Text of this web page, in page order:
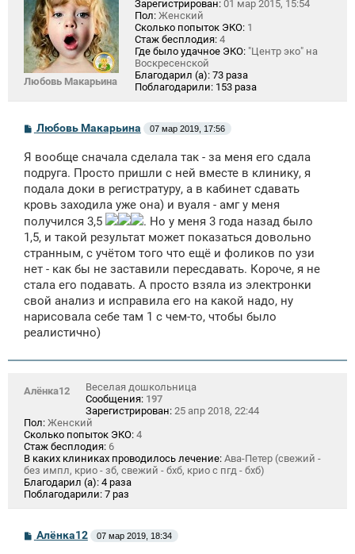
Любовь Макарьина
Зарегистрирован: 01 мар 2015, 15:54
Пол: Женский
Сколько попыток ЭКО: 1
Стаж бесплодия: 4
Где было удачное ЭКО: "Центр эко" на
Воскресенской
Благодарил (а): 73 раза
Поблагодарили: 153 раза
С
б
щ
е
н
и
Любовь Макарьина 07 мар 2019, 17:56
Я вообще сначала сделала так - за меня его сдала
подруга. Просто пришли с ней вместе в клинику, я
подала доки в регистратуру, а в кабинет сдавать
кровь заходила уже она) и вуаля - амг у меня
получился 3,5
. Но у меня 3 года назад было
1,5, и такой результат может показаться довольно
странным, с учётом того что ещё и фоликов по узи
нет - как бы не заставили пересдавать. Короче, я не
стала его подавать. А просто взяла из электронки
свой анализ и исправила его на какой надо, ну
нарисовала себе там 1 с чем-то, чтобы было
реалистично)
Алёнка12
Веселая дошкольница
Сообщения: 197
Зарегистрирован: 25 апр 2018, 22:44
Пол: Женский
Сколько попыток ЭКО: 4
Стаж бесплодия: 6
В каких клиниках проводилось лечение: Ава-Петер (свежий -
без импл, крио - зб, свежий - бхб, крио с пгд - бхб)
Благодарил (а): 4 раза
Поблагодарили: 7 раз
С
Алёнка12 07 мар 2019, 18:34